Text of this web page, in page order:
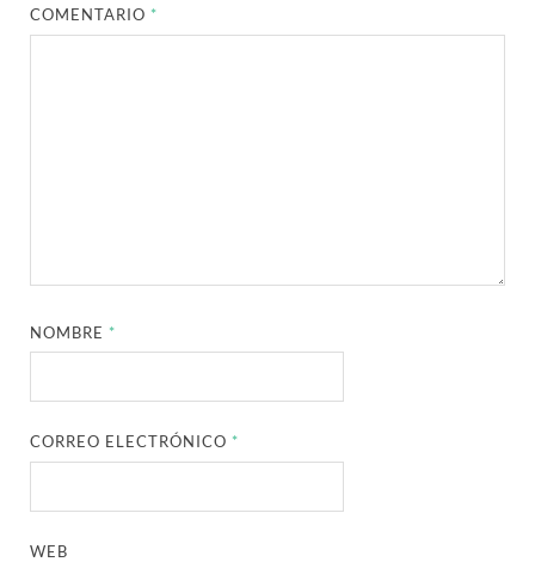
COMENTARIO *
NOMBRE *
CORREO ELECTRÓNICO *
WEB